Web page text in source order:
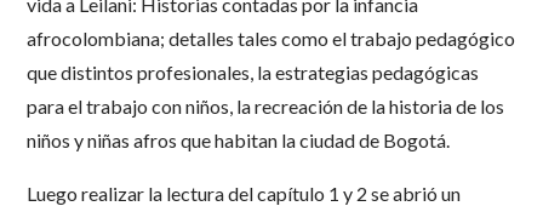
afrocolombiana; detalles tales como el trabajo pedagógico
que distintos profesionales, la estrategias pedagógicas
para el trabajo con niños, la recreación de la historia de los
niños y niñas afros que habitan la ciudad de Bogotá.
Luego realizar la lectura del capítulo 1 y 2 se abrió un